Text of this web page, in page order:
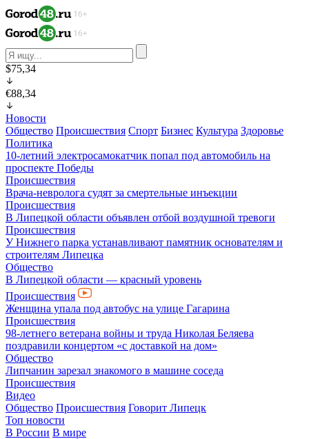
$75,34
€88,34
Новости
Общество Происшествия Спорт Бизнес Культура Здоровье
Политика
10-летний электросамокатчик попал под автомобиль на
проспекте Победы
Происшествия
Врача-невролога судят за смертельные инъекции
Происшествия
В Липецкой области объявлен отбой воздушной тревоги
Происшествия
У Нижнего парка устанавливают памятник основателям и
строителям Липецка
Общество
В Липецкой области — красный уровень
Происшествия
Женщина упала под автобус на улице Гагарина
Происшествия
98-летнего ветерана войны и труда Николая Беляева
поздравили концертом «с доставкой на дом»
Общество
Липчанин зарезал знакомого в машине соседа
Происшествия
Видео
Общество Происшествия Говорит Липецк
Топ новости
В России В мире